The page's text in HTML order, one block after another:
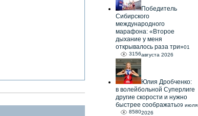
Победитель
Сибирского
международного
марафона: «Второе
дыхание у меня
открывалось раза три»
3156
01
августа 2026
Юлия Дробченко:
в волейбольной Суперлиге
другие скорости и нужно
быстрее соображать
8580
09 июля
2026